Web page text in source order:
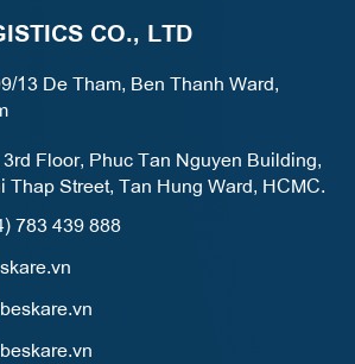
CO., LTD
13 De Tham, Ben Thanh Ward,
Floor, Phuc Tan Nguyen Building,
Thap Street, Tan Hung Ward, HCMC.
783 439 888